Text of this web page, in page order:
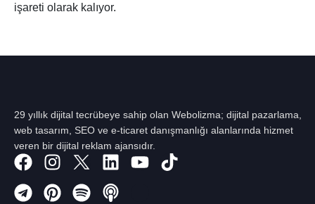
işareti olarak kalıyor.
29 yıllık dijital tecrübeye sahip olan Webolizma; dijital pazarlama,
web tasarım, SEO ve e-ticaret danışmanlığı alanlarında hizmet
veren bir dijital reklam ajansıdır.